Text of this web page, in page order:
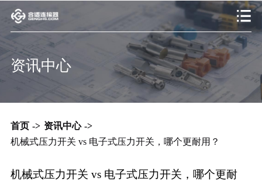
资讯中心
首页 -> 资讯中心 ->
机械式压力开关 vs 电子式压力开关，哪个更耐用？
机械式压力开关 vs 电子式压力开关，哪个更耐